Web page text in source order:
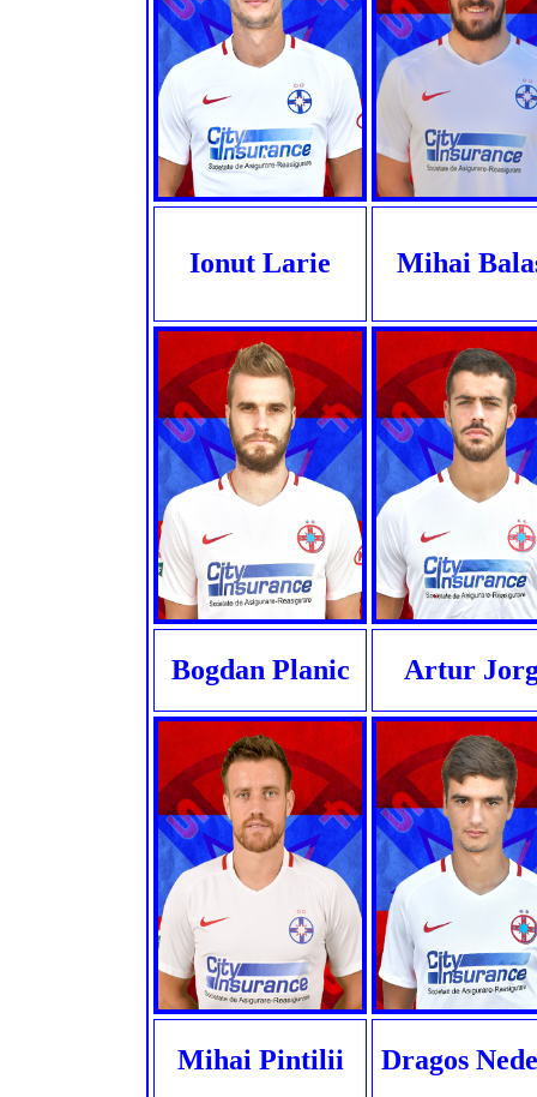
Ionut Larie Mihai
Bogdan Planic Artur
Mihai Pintilii Dragos